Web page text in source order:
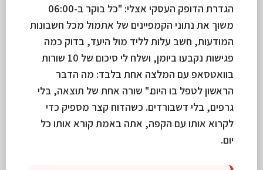
הגדרת הדופק העסקי אצלי: "כל בוקר ב-06:00
משוך את נתוני הקמפיינים של אתמול מכל חשבונות
המודעות, חשב עלות לליד מול היעד, בדוק כמה
פגישות נקבעו ביומן, ושלח לי סיכום של 10 שורות
בוואטסאפ עם המלצה אחת בלבד: מה הדבר
הראשון לטפל בו היום." שורה אחת של תוצאה, בלי
גרפים, בלי דשבורדים. כשהדוח קצר מספיק כדי
לקרוא אותו עם הקפה, אתה באמת קורא אותו כל
יום.